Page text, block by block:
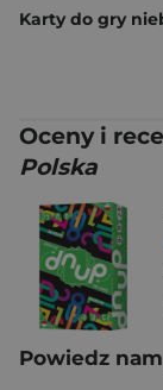
Oceny i
Polska
Powiedz